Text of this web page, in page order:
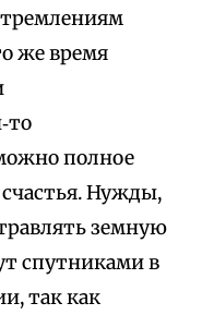
же время
полное
Нужды,
земную
спутниками в
так как